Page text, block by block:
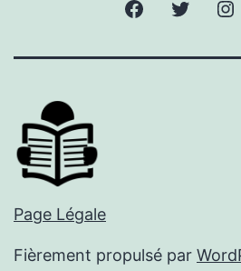
FacebookTwitter
Page Légale
Fièrement propulsé par